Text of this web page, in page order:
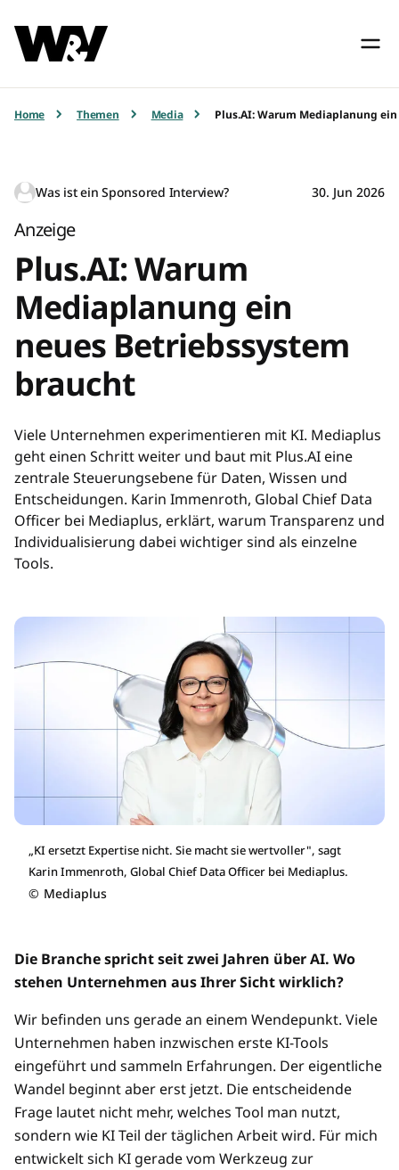
Home Themen Media Plus.AI: Warum Mediaplanung
Was ist ein Sponsored Interview? 30. Jun 2026
Anzeige
Plus.AI: Warum
Mediaplanung ein
neues Betriebssystem
braucht
Viele Unternehmen experimentieren mit KI. Mediaplus
geht einen Schritt weiter und baut mit Plus.AI eine
zentrale Steuerungsebene für Daten, Wissen und
Entscheidungen. Karin Immenroth, Global Chief Data
Officer bei Mediaplus, erklärt, warum Transparenz und
Individualisierung dabei wichtiger sind als einzelne
Tools.
„KI ersetzt Expertise nicht. Sie macht sie wertvoller", sagt
Karin Immenroth, Global Chief Data Officer bei Mediaplus.
© Mediaplus
Die Branche spricht seit zwei Jahren über AI. Wo
stehen Unternehmen aus Ihrer Sicht wirklich?
Wir befinden uns gerade an einem Wendepunkt. Viele
Unternehmen haben inzwischen erste KI-Tools
eingeführt und sammeln Erfahrungen. Der eigentliche
Wandel beginnt aber erst jetzt. Die entscheidende
Frage lautet nicht mehr, welches Tool man nutzt,
sondern wie KI Teil der täglichen Arbeit wird. Für mich
entwickelt sich KI gerade vom Werkzeug zur